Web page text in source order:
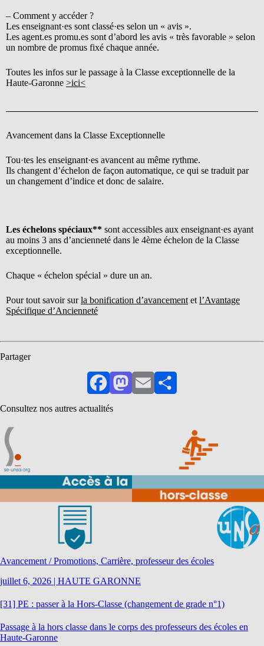
– Comment y accéder ?
Les enseignant·es sont classé·es selon un « avis ».
Les agent.es promu.es sont d’abord les avis « très favorable » selon
un nombre de promus fixé chaque année.
Toutes les infos sur le passage à la Classe exceptionnelle de la
Haute-Garonne >ici<
Avancement dans la Classe Exceptionnelle
Tou·tes les enseignant·es avancent au même rythme.
Ils changent d’échelon de façon automatique, ce qui se traduit par
un changement d’indice et donc de salaire.
Les échelons spéciaux** sont accessibles aux enseignant·es ayant
au moins 3 ans d’ancienneté dans le 4ème échelon de la Classe
exceptionnelle.
Chaque « échelon spécial » dure un an.
Pour tout savoir surla bonification d’avancement et l’Avantage
Spécifique d’Ancienneté
Partager
FacebookMastodon
EmailPartager
Consultez nos autres actualités
Avancement / Promotions, Carrière, professeur des écoles
juillet 6, 2026 | HAUTE GARONNE
[31] PE : passer à la Hors-Classe (changement de grade n°1)
Passage à la hors classe dans le corps des professeurs des écoles en
Haute-Garonne